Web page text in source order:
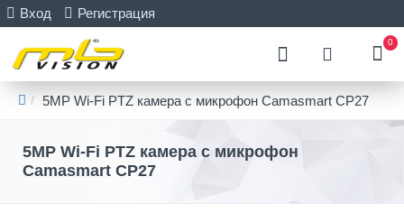
Вход Регистрация
0
5MP Wi-Fi PTZ камера с микрофон Camasmart CP27
5MP Wi-Fi PTZ камера с микрофон
Camasmart CP27